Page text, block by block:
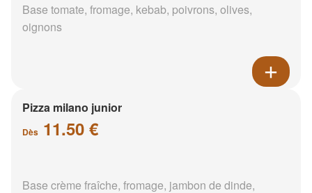
Base tomate, fromage, kebab, poivrons, olives,
oignons
Pizza milano junior
Dès 11.50 €
Base crème fraîche, fromage, jambon de dinde,